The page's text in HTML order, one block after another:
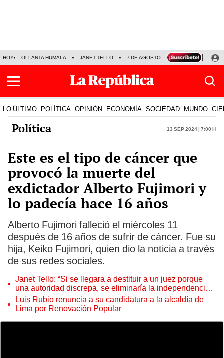
HOY OLLANTA HUMALA JANET TELLO 7 DE AGOSTO TINKA RESULTADOS
LO ÚLTIMO POLÍTICA OPINIÓN ECONOMÍA SOCIEDAD MUNDO
Política 13 Sep 2024 | 7:00 h
Este es el tipo de cáncer que
provocó la muerte del
exdictador Alberto Fujimori y
lo padecía hace 16 años
Alberto Fujimori falleció el miércoles 11
después de 16 años de sufrir de cáncer. Fue su
hija, Keiko Fujimori, quien dio la noticia a través
de sus redes sociales.
Janet Tello: “Si se llegara a destituir a un juez porque
una autoridad discrepa, se eliminaría la independencia
judicial”
Luis Rubio renuncia a su candidatura a la alcaldía de
Lima por Renovación Popular